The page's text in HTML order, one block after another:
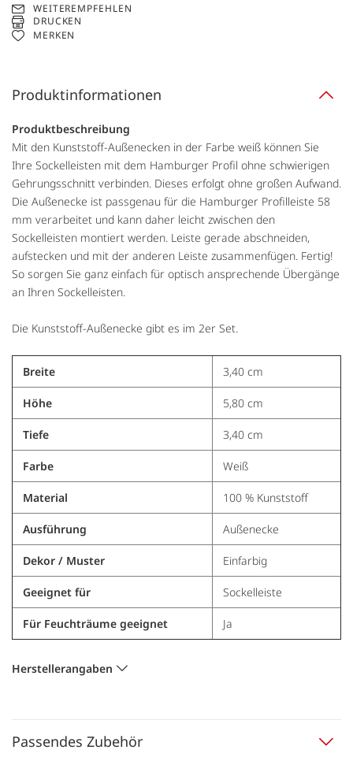
WEITEREMPFEHLEN
DRUCKEN
MERKEN
Produktinformationen
Produktbeschreibung
Mit den Kunststoff-Außenecken in der Farbe weiß können Sie
Ihre Sockelleisten mit dem Hamburger Profil ohne schwierigen
Gehrungsschnitt verbinden. Dieses erfolgt ohne großen Aufwand.
Die Außenecke ist passgenau für die Hamburger Profilleiste 58
mm verarbeitet und kann daher leicht zwischen den
Sockelleisten montiert werden. Leiste gerade abschneiden,
aufstecken und mit der anderen Leiste zusammenfügen. Fertig!
So sorgen Sie ganz einfach für optisch ansprechende Übergänge
an Ihren Sockelleisten.
Die Kunststoff-Außenecke gibt es im 2er Set.
Breite 3,40 cm
Höhe 5,80 cm
Tiefe 3,40 cm
Farbe Weiß
Material 100 % Kunststoff
Ausführung Außenecke
Dekor / Muster Einfarbig
Geeignet für Sockelleiste
Für Feuchträume geeignet Ja
Herstellerangaben
Passendes Zubehör